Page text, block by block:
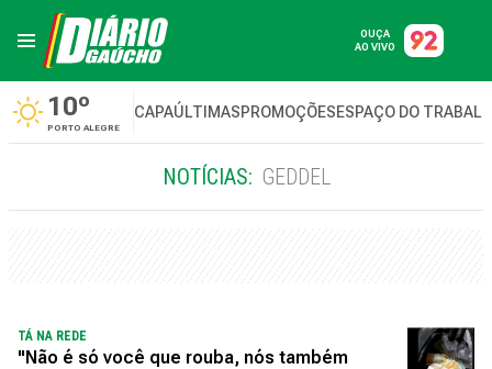
OUÇA
AO VIVO
10º
PORTO ALEGRE
CAPAÚLTIMASPROMOÇÕESESPAÇO DO
NOTÍCIAS: GEDDEL
TÁ NA REDE
"Não é só você que rouba, nós também